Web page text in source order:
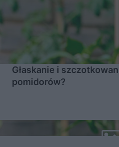
Głaskanie i
pomidorów?